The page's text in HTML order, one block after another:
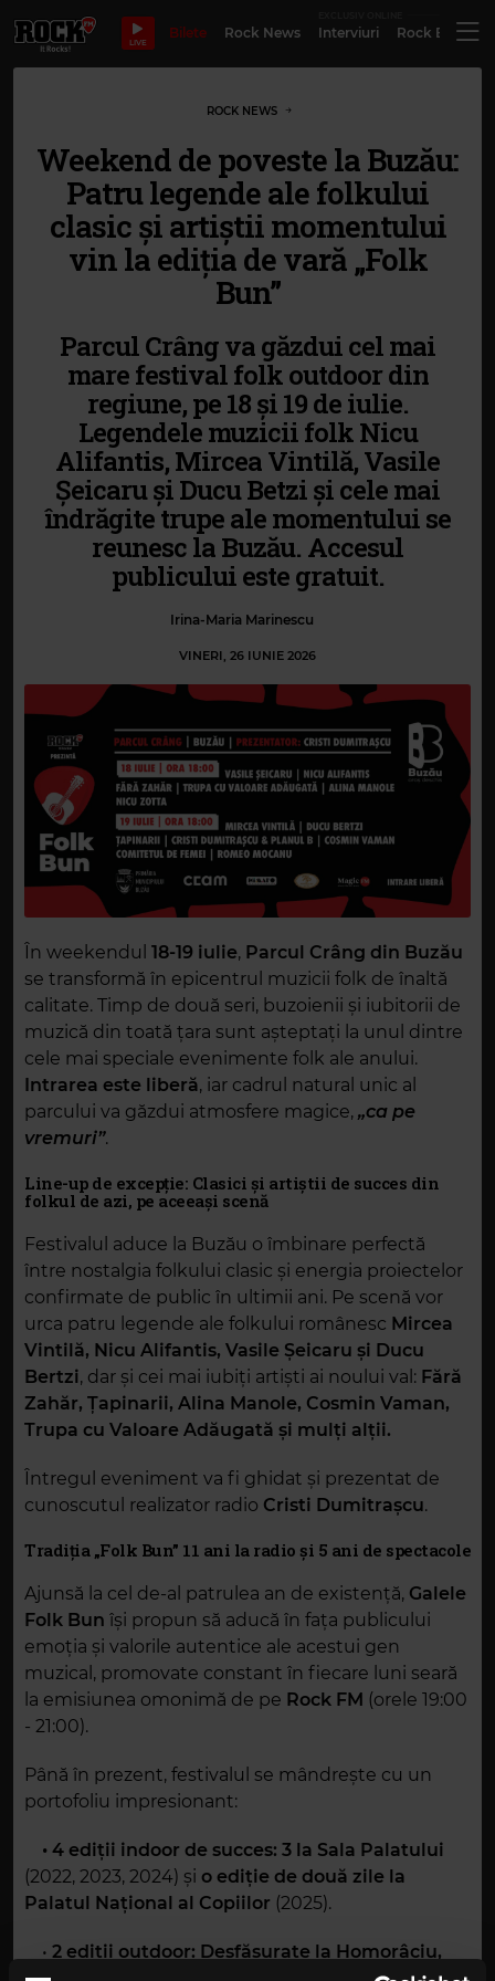
LIVE
Bilete Rock News Interviuri Rock
ROCK NEWS
Weekend de poveste la Buzău:
Patru legende ale folkului
clasic și artiștii momentului
vin la ediția de vară „Folk
Bun”
Parcul Crâng va găzdui cel mai
mare festival folk outdoor din
regiune, pe 18 și 19 de iulie.
Legendele muzicii folk Nicu
Alifantis, Mircea Vintilă, Vasile
Șeicaru și Ducu Betzi și cele mai
îndrăgite trupe ale momentului se
reunesc la Buzău. Accesul
publicului este gratuit.
Irina-Maria Marinescu
VINERI, 26 IUNIE 2026
În weekendul 18-19 iulie, Parcul Crâng din Buzău
se transformă în epicentrul muzicii folk de înaltă
calitate. Timp de două seri, buzoienii și iubitorii de
muzică din toată țara sunt așteptați la unul dintre
cele mai speciale evenimente folk ale anului.
Intrarea este liberă, iar cadrul natural unic al
parcului va găzdui atmosfere magice, „ca pe
vremuri”.
Line-up de excepție: Clasici și artiștii de succes din
folkul de azi, pe aceeași scenă
Festivalul aduce la Buzău o îmbinare perfectă
între nostalgia folkului clasic și energia proiectelor
confirmate de public în ultimii ani. Pe scenă vor
urca patru legende ale folkului românesc Mircea
Vintilă, Nicu Alifantis, Vasile Șeicaru și Ducu
Bertzi, dar și cei mai iubiți artiști ai noului val: Fără
Zahăr, Țapinarii, Alina Manole, Cosmin Vaman,
Trupa cu Valoare Adăugată și mulți alții.
Întregul eveniment va fi ghidat și prezentat de
cunoscutul realizator radio Cristi Dumitrașcu.
Tradiția „Folk Bun” 11 ani la radio și 5 ani de spectacole
Ajunsă la cel de-al patrulea an de existență, Galele
Folk Bun își propun să aducă în fața publicului
emoția și valorile autentice ale acestui gen
muzical, promovate constant în fiecare luni seară
la emisiunea omonimă de pe Rock FM (orele 19:00
- 21:00).
Până în prezent, festivalul se mândrește cu un
portofoliu impresionant:
• 4 ediții indoor de succes: 3 la Sala Palatului
(2022, 2023, 2024) și o ediție de două zile la
Palatul Național al Copiilor (2025).
• 2 ediții outdoor: Desfășurate la Homorâciu,